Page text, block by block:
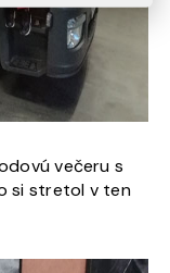
večeru s
si stretol v ten